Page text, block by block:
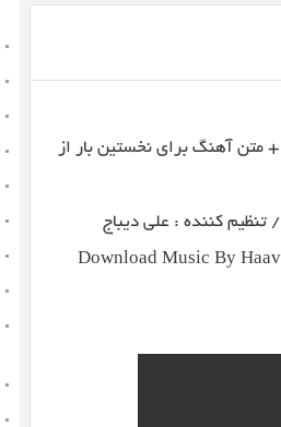
به نام خودتو عشقه با دو کیفیت ۳۲۰ و ۱۲۸ + متن آهنگ برای نخستین بار از
تنظیم کننده : علی دیباج
Download Music By